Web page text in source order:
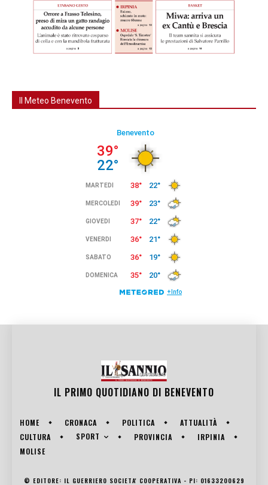
Il Meteo Benevento
IL PRIMO QUOTIDIANO DI BENEVENTO
HOME CRONACA POLITICA
ATTUALITÀ
CULTURA
SPORT PROVINCIA
IRPINIA
MOLISE
© EDITORE: IL GUERRIERO SOCIETA' COOPERATIVA - PI: 01633200629